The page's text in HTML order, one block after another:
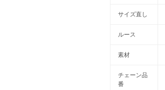
サイズ直し
ルース
素材
チェーン品
番